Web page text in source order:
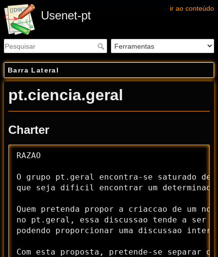
ir ao conteúdo
Usenet-pt
Barra Lateral
pt.ciencia.geral
Charter
RAZAO
O grupo pt.geral encontra-se saturado de
que seja dificil encontrar um
Quem pretenda propor a criaccao de um
no pt.geral, essa discussao tende a ser
podendo proporcionar uma discussao
Com esta proposta, pretende-se separar